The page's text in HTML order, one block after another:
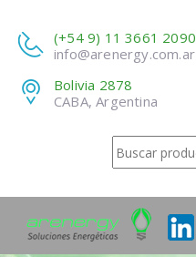
(+54 9) 11 3661 2090
info@arenergy.com.ar
Bolivia 2878
CABA, Argentina